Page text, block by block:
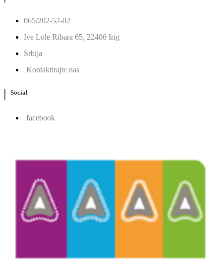
065/202-52-02
Ive Lole Ribara 65, 22406 Irig
Srbija
Kontaktirajte nas
Social
facebook